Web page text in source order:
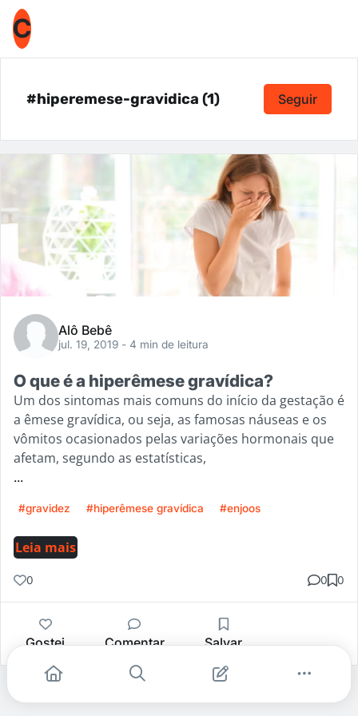
C
#hiperemese-gravidica (1) Seguir
Alô Bebê
jul. 19, 2019 - 4 min de leitura
O que é a hiperêmese gravídica?
Um dos sintomas mais comuns do início da gestação é
a êmese gravídica, ou seja, as famosas náuseas e os
vômitos ocasionados pelas variações hormonais que
afetam, segundo as estatísticas,
...
#gravidez #hiperêmese gravídica #enjoos
Leia mais
0 0 0
Gostei Comentar Salvar